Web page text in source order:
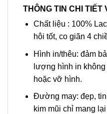
THÔNG TIN CHI TIẾT
Chất liệu : 100%
hôi tốt, co giãn 4
Hình in/thêu: đảm
lượng hình in
hoặc vỡ hình.
Đường may: đẹp,
kim mũi chỉ mang